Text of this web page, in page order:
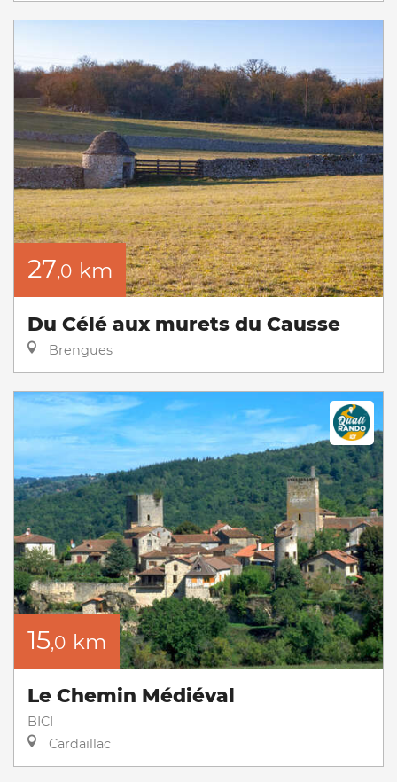
27,0 km
Du Célé aux murets du Causse
Brengues
15,0 km
Le Chemin Médiéval
BICI
Cardaillac